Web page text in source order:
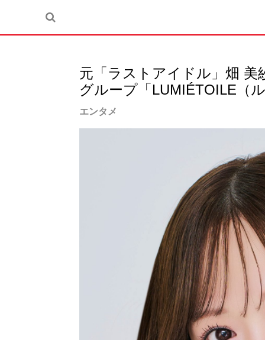
元「ラストアイドル」畑
グループ「LUMIÉTOILE（
エンタメ